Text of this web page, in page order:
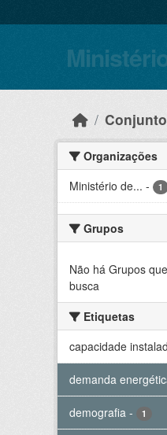
Organizações
Ministério de... - 1
Grupos
Não há Grupos
busca
Etiquetas
capacidade
demanda
demografia - 1